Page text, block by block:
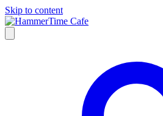
Skip to content